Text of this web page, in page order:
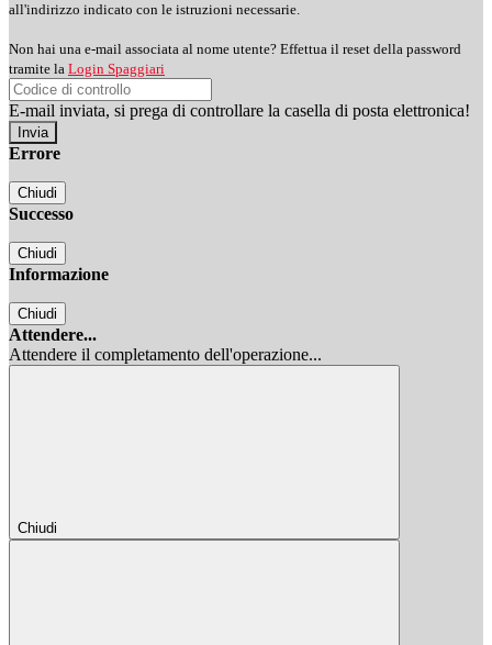
all'indirizzo indicato con le istruzioni necessarie.
Non hai una e-mail associata al nome utente? Effettua il reset della password
tramite la Login Spaggiari
E-mail inviata, si prega di controllare la casella di posta elettronica!
Errore
Chiudi
Successo
Chiudi
Informazione
Chiudi
Attendere...
Attendere il completamento dell'operazione...
Chiudi